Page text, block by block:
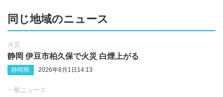
同じ地域のニュース
火災
静岡 伊豆市柏久保で火災 白煙上がる
静岡県 2026年8月1日14:13
一般ニュース